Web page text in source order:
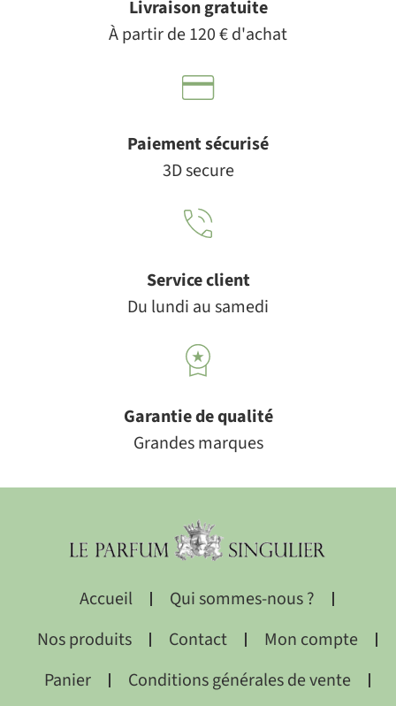
Livraison gratuite
À partir de 120 € d'achat
Paiement sécurisé
3D secure
Service client
Du lundi au samedi
Garantie de qualité
Grandes marques
Accueil
Qui sommes-nous ?
Nos produits
Contact
Mon compte
Panier
Conditions générales de vente